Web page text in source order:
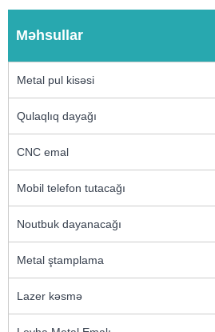
Məhsullar
Metal pul kisəsi
Qulaqlıq dayağı
CNC emal
Mobil telefon tutacağı
Noutbuk dayanacağı
Metal ştamplama
Lazer kəsmə